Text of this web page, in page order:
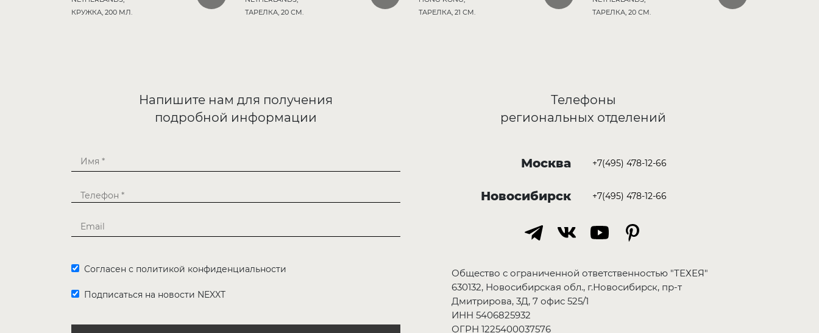
КРУЖКА, 200 МЛ.
ТАРЕЛКА, 20 СМ.
ТАРЕЛКА, 21 СМ.
ТАРЕЛКА, 20 СМ.
Напишите нам для получения
подробной информации
Согласен с политикой конфиденциальности
Подписаться на новости NEXXT
Телефоны
региональных отделений
Москва +7(495) 478-12-66
Новосибирск +7(495) 478-12-66
Общество с ограниченной ответственностью "ТЕХЕЯ"
630132, Новосибирская обл., г.Новосибирск, пр-т
Дмитрирова, 3Д, 7 офис 525/1
ИНН 5406825932
ОГРН 1225400037576